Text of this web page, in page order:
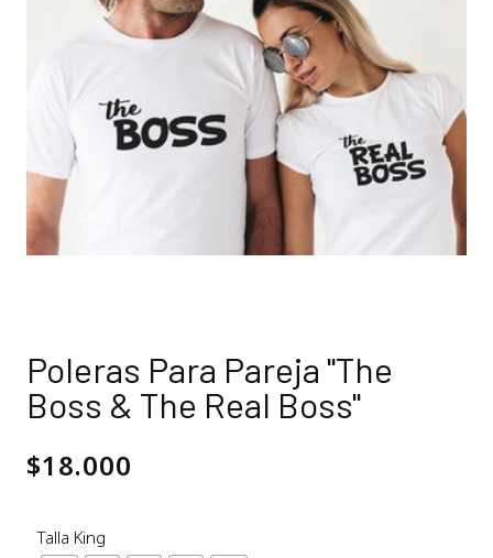
Poleras Para Pareja "The
Boss & The Real Boss"
$18.000
Talla King